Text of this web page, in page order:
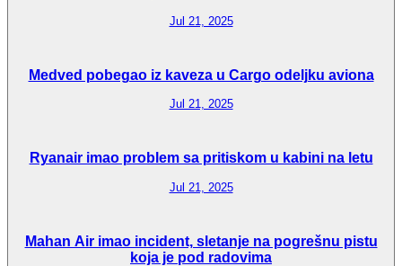
Jul 21, 2025
Medved pobegao iz kaveza u Cargo odeljku aviona
Jul 21, 2025
Ryanair imao problem sa pritiskom u kabini na letu
Jul 21, 2025
Mahan Air imao incident, sletanje na pogrešnu pistu
koja je pod radovima